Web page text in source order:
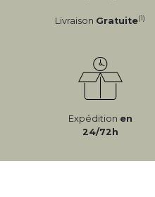
Livraison Gratuite(1)
Expédition en
24/72h